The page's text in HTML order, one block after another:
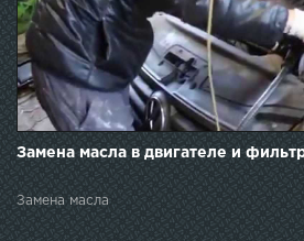
Замена масла в двигателе и
Замена масла